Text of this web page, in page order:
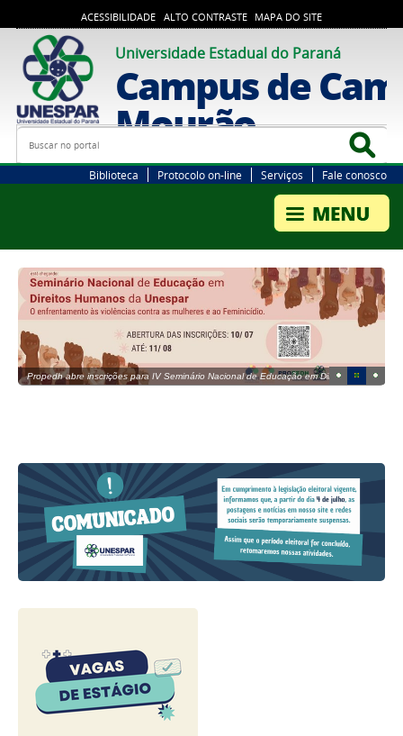
ACESSIBILIDADE ALTO CONTRASTE MAPA DO SITE
Universidade Estadual do Paraná
Campus de
Mourão
Busca
Biblioteca Protocolo on-line Serviços Fale conosco
Propedh abre inscrições para IV Seminário Nacional de Educação em Direitos